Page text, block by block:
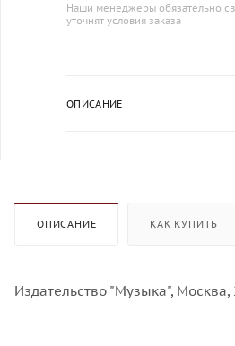
Наши менеджеры обязательно
уточнят условия заказа
ОПИСАНИЕ
ОПИСАНИЕ КАК КУПИТЬ
Издательство "Музыка", Москва,